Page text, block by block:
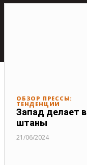
ОБЗОР ПРЕССЫ:
ТЕНДЕНЦИИ
Запад делает в
штаны
21/06/2024